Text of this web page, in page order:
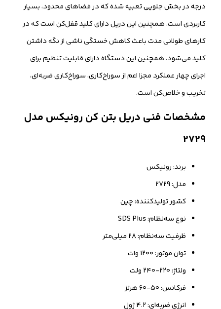
درجه در بخش جلویی تعبیه شده که در فضاهای محدود، بسیار
کاربردی است. همچنین این دریل دارای کلید قفل‌کن است که در
کارهای طولانی مدت باعث کاهش خستگی ناشی از نگه‌ داشتن
کلید می‌شود. همچنین این دستگاه دارای قابلیت تنظیم برای
اجرای چهار عملکرد مجزا اعم از سوراخ‌کاری، سوراخ‌کاری ضربه‌ای،
تخریب و خلاص‌کن است.
مشخصات فنی دریل بتن کن رونیکس مدل
2729
برند: رونیکس
مدل: 2729
کشور تولیدکننده: چین
نوع سه‌نظام: SDS Plus
ظرفیت سه‌نظام: ۲۸ میلی‌متر
توان موتور: ۱۲۰۰ وات
ولتاژ: ۲۲۰-۲۴۰ ولت
فرکانس: ۵۰-۶۰ هرتز
انرژی ضربه‌ای: ۴.۲ ژول